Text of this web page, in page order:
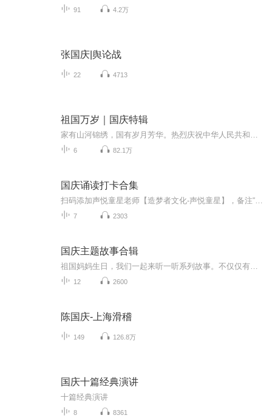
91 4.2万
张国庆|舆论战
22 4713
祖国万岁｜国庆特辑
6 82.1万
国庆诵读打卡合集
7 2303
国庆主题故事合辑
12 2600
陈国庆-上海滑稽
149 126.8万
国庆十篇经典演讲
十篇经典演讲
8 8361